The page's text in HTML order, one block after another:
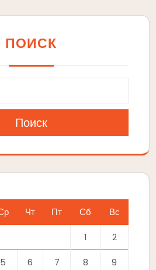
ПОИСК
Поиск
Чт Пт Сб Вс
1 2
5 6 7 8 9